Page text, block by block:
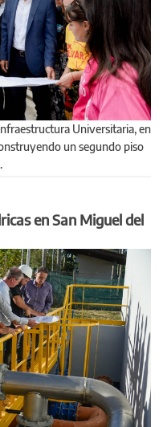
un segundo piso
en San Miguel del